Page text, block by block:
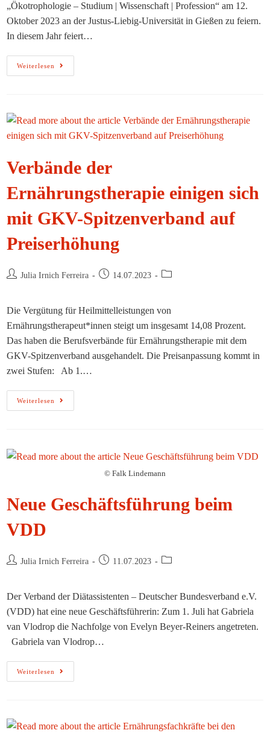
„Ökotrophologie – Studium | Wissenschaft | Profession“ am 12.
Oktober 2023 an der Justus-Liebig-Universität in Gießen zu feiern.
In diesem Jahr feiert…
Weiterlesen
Jubiläumssymposium
„Ökotrophologie
Profession“
Verbände der
Ernährungstherapie einigen sich
mit GKV-Spitzenverband auf
Preiserhöhung
Beitrags-Julia Irnich Ferreira
Beitrag14.07.2023
Beitrags-
Die Vergütung für Heilmittelleistungen von
Ernährungstherapeut*innen steigt um insgesamt 14,08 Prozent.
Das haben die Berufsverbände für Ernährungstherapie mit dem
GKV-Spitzenverband ausgehandelt. Die Preisanpassung kommt in
zwei Stufen: Ab 1.…
Weiterlesen
Verbände
Der
GKV-
Spitzenverband
Preiserhöhung© Falk Lindemann
Neue Geschäftsführung beim
VDD
Beitrags-Julia Irnich Ferreira
Beitrag11.07.2023
Beitrags-
Der Verband der Diätassistenten – Deutscher Bundesverband e.V.
(VDD) hat eine neue Geschäftsführerin: Zum 1. Juli hat Gabriela
van Vlodrop die Nachfolge von Evelyn Beyer-Reiners angetreten.
Gabriela van Vlodrop…
Weiterlesen
Neue
Geschäftsführung